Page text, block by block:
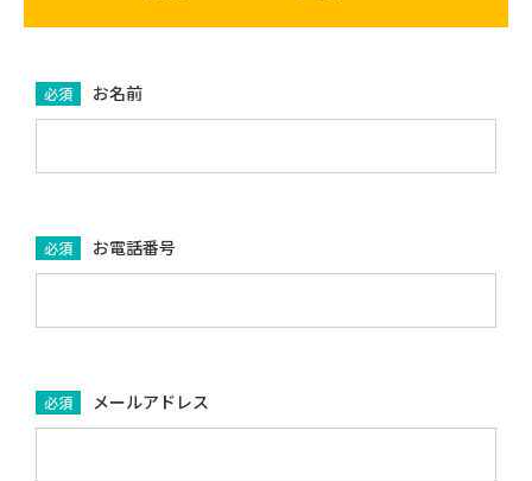
必須 お名前
必須 お電話番号
必須 メールアドレス